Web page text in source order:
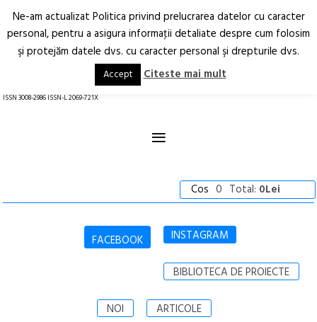
Arhitectură.
Oraș.
RO EN
ISSN 3008-2986 ISSN-L 2069-721X
≡
Cos 0 Total: 0Lei
FACEBOOK INSTAGRAM
BIBLIOTECA DE PROIECTE
NOI ARTICOLE
Ne-am actualizat Politica privind prelucrarea datelor cu caracter
personal, pentru a asigura informaţii detaliate despre cum folosim
şi protejăm datele dvs. cu caracter personal şi drepturile dvs.
Accept Citeste mai mult